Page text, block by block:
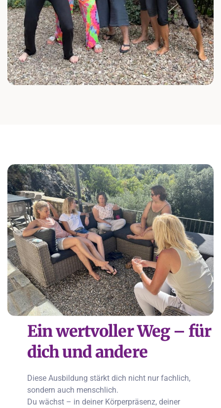
Ein wertvoller Weg – für
dich und andere
Diese Ausbildung stärkt dich nicht nur fachlich,
sondern auch menschlich.
Du wächst – in deiner Körperpräsenz, deiner